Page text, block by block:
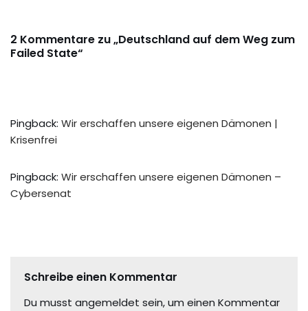
2 Kommentare zu „Deutschland auf dem Weg zum
Failed State“
Pingback: Wir erschaffen unsere eigenen Dämonen |
Krisenfrei
Pingback: Wir erschaffen unsere eigenen Dämonen –
Cybersenat
Schreibe einen Kommentar
Du musst angemeldet sein, um einen Kommentar